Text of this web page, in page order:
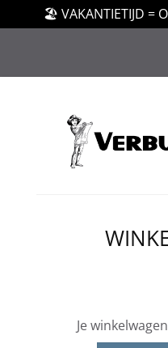
🏖️ VAKANTIETIJD =
Je